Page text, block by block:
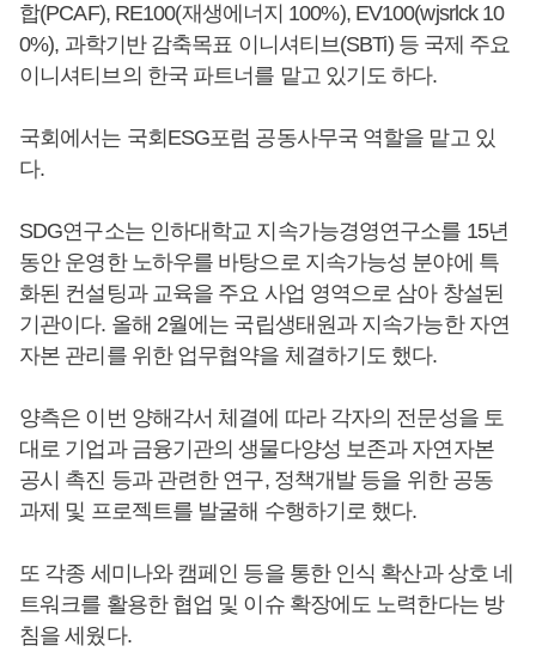
합(PCAF), RE100(재생에너지 100%), EV100(wjsrlck 10
0%), 과학기반 감축목표 이니셔티브(SBTi) 등 국제 주요
이니셔티브의 한국 파트너를 맡고 있기도 하다.
국회에서는 국회ESG포럼 공동사무국 역할을 맡고 있
다.
SDG연구소는 인하대학교 지속가능경영연구소를 15년
동안 운영한 노하우를 바탕으로 지속가능성 분야에 특
화된 컨설팅과 교육을 주요 사업 영역으로 삼아 창설된
기관이다. 올해 2월에는 국립생태원과 지속가능한 자연
자본 관리를 위한 업무협약을 체결하기도 했다.
양측은 이번 양해각서 체결에 따라 각자의 전문성을 토
대로 기업과 금융기관의 생물다양성 보존과 자연자본
공시 촉진 등과 관련한 연구, 정책개발 등을 위한 공동
과제 및 프로젝트를 발굴해 수행하기로 했다.
또 각종 세미나와 캠페인 등을 통한 인식 확산과 상호 네
트워크를 활용한 협업 및 이슈 확장에도 노력한다는 방
침을 세웠다.